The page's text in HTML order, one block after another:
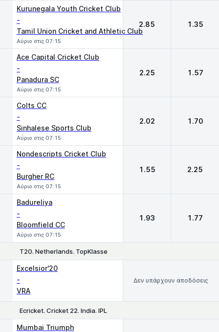
Kurunegala Youth Cricket Club
-
Tamil Union Cricket and Athletic Club
Αύριο στις 07:15
2.85 1.35
Ace Capital Cricket Club
-
Panadura SC
Αύριο στις 07:15
2.25 1.57
Colts CC
-
Sinhalese Sports Club
Αύριο στις 07:15
2.02 1.70
Nondescripts Cricket Club
-
Burgher RC
Αύριο στις 07:15
1.55 2.25
Badureliya
-
Bloomfield CC
Αύριο στις 07:15
1.93 1.77
T20. Netherlands. TopKlasse
Excelsior'20
-
VRA
Δεν υπάρχουν αποδόσεις
Ecricket. Cricket 22. India. IPL
Mumbai Triumph